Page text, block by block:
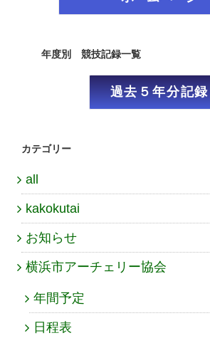
年度別 競技記録一覧
過去５年分記録
カテゴリー
all
kakokutai
お知らせ
横浜市アーチェリー協会
年間予定
日程表